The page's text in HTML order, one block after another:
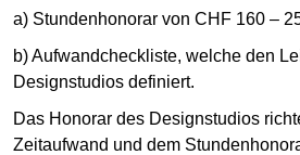
a) Stundenhonorar von CHF 160 –
b) Aufwandcheckliste, welche den
Designstudios definiert.
Das Honorar des Designstudios
Zeitaufwand und dem